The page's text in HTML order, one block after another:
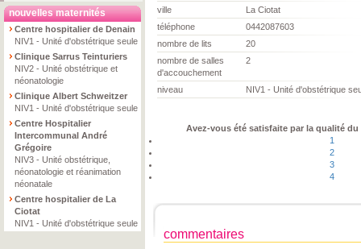
nouvelles maternités
Centre hospitalier de Denain
NIV1 - Unité d'obstétrique seule
Clinique Sarrus Teinturiers
NIV2 - Unité obstétrique et
néonatologie
Clinique Albert Schweitzer
NIV1 - Unité d'obstétrique seule
Centre Hospitalier
Intercommunal André
Grégoire
NIV3 - Unité obstétrique,
néonatologie et réanimation
néonatale
Centre hospitalier de La
Ciotat
NIV1 - Unité d'obstétrique seule
ville
La Ciotat
téléphone
0442087603
nombre de lits
20
nombre de salles
d'accouchement
2
niveau NIV1 - Unité d'obstétrique
Avez-vous été satisfaite par la qualité
1
2
3
4
commentaires